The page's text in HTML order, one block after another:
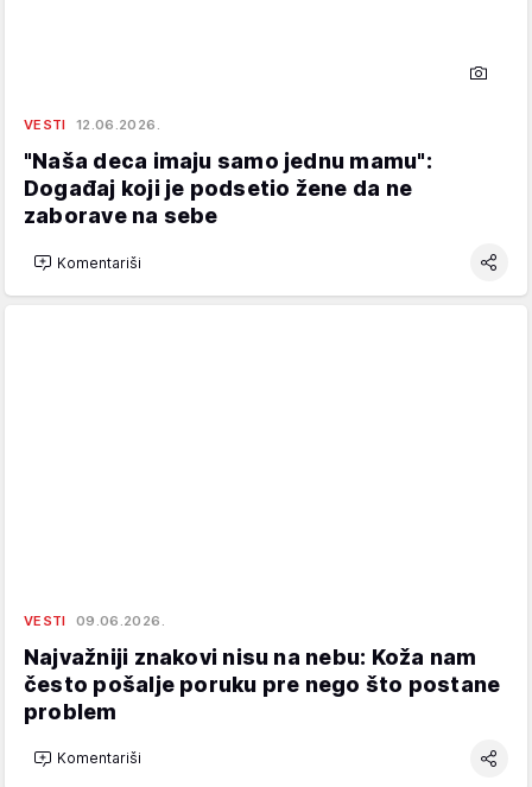
VESTI 12.06.2026.
"Naša deca imaju samo jednu mamu":
Događaj koji je podsetio žene da ne
zaborave na sebe
Komentariši
VESTI 09.06.2026.
Najvažniji znakovi nisu na nebu: Koža nam
često pošalje poruku pre nego što postane
problem
Komentariši